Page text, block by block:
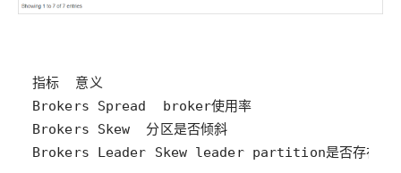
Brokers Leader Skew leader partition是否存在倾